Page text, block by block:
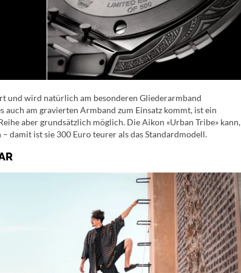
und wird natürlich am besonderen Gliederarmband
auch am gravierten Armband zum Einsatz kommt, ist ein
aber grundsätzlich möglich. Die Aikon «Urban Tribe» kann,
damit ist sie 300 Euro teurer als das Standardmodell.